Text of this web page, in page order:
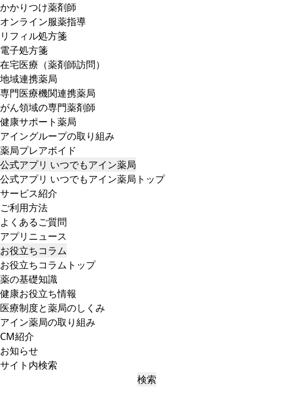
かかりつけ薬剤師
オンライン服薬指導
リフィル処方箋
電子処方箋
在宅医療（薬剤師訪問）
地域連携薬局
専門医療機関連携薬局
がん領域の専門薬剤師
健康サポート薬局
アイングループの取り組み
薬局プレアボイド
公式アプリ いつでもアイン薬局
公式アプリ いつでもアイン薬局トップ
サービス紹介
ご利用方法
よくあるご質問
アプリニュース
お役立ちコラム
お役立ちコラムトップ
薬の基礎知識
健康お役立ち情報
医療制度と薬局のしくみ
アイン薬局の取り組み
CM紹介
お知らせ
サイト内検索
検索